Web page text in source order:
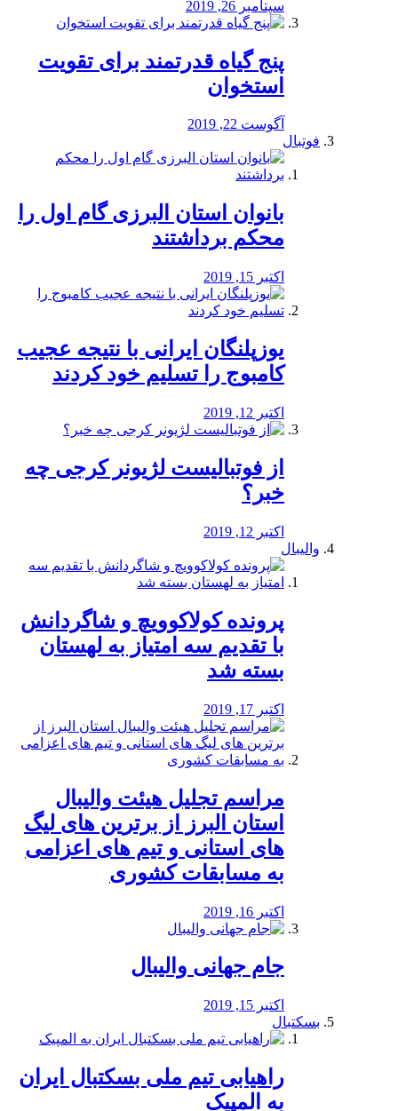
سپتامبر 26, 2019
پنج گیاه قدرتمند برای تقویت
استخوان
آگوست 22, 2019
فوتبال
بانوان استان البرزی گام اول را
محكم برداشتند
اکتبر 15, 2019
یوزپلنگان ایرانی با نتیجه عجیب
کامبوج را تسلیم خود کردند
اکتبر 12, 2019
از فوتبالیست لژیونر کرجی چه
خبر؟
اکتبر 12, 2019
والیبال
پرونده کولاکوویچ و شاگردانش
با تقدیم سه امتیاز به لهستان
بسته شد
اکتبر 17, 2019
مراسم تجلیل هیئت والیبال
استان البرز از برترین های لیگ
های استانی و تیم های اعزامی
به مسابقات کشوری
اکتبر 16, 2019
جام جهانی والیبال
اکتبر 15, 2019
بسکتبال
راهیابی تیم ملی بسکتبال ایران
به المپیک